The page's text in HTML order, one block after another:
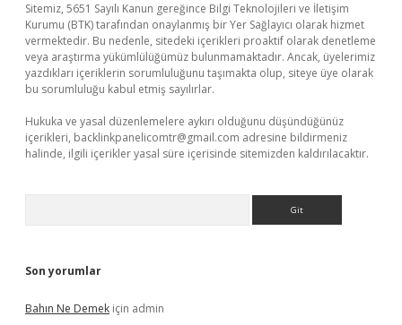
Sitemiz, 5651 Sayılı Kanun gereğince Bilgi Teknolojileri ve İletişim
Kurumu (BTK) tarafından onaylanmış bir Yer Sağlayıcı olarak hizmet
vermektedir. Bu nedenle, sitedeki içerikleri proaktif olarak denetleme
veya araştırma yükümlülüğümüz bulunmamaktadır. Ancak, üyelerimiz
yazdıkları içeriklerin sorumluluğunu taşımakta olup, siteye üye olarak
bu sorumluluğu kabul etmiş sayılırlar.
Hukuka ve yasal düzenlemelere aykırı olduğunu düşündüğünüz
içerikleri, backlinkpanelicomtr@gmail.com adresine bildirmeniz
halinde, ilgili içerikler yasal süre içerisinde sitemizden kaldırılacaktır.
Son yorumlar
Bahın Ne Demek için admin